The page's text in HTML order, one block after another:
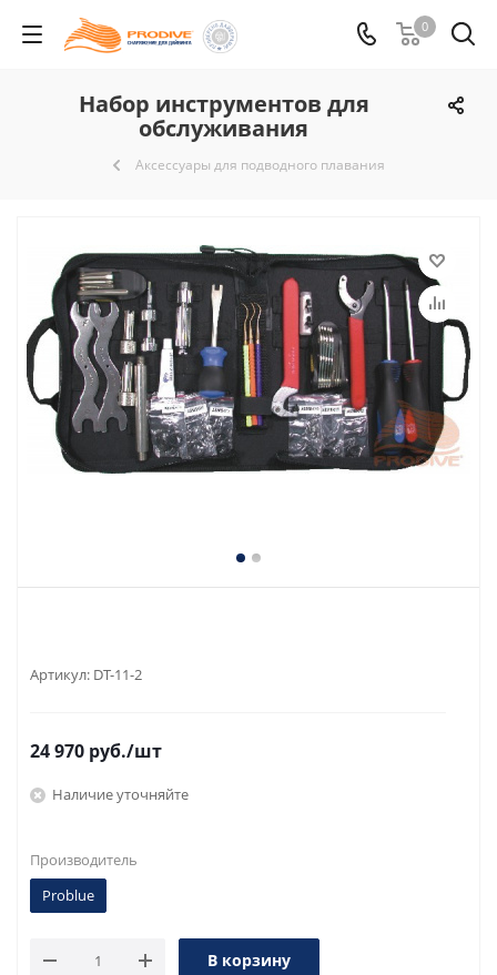
0
Набор инструментов для
обслуживания
Аксессуары для подводного плавания
Артикул: DT-11-2
24 970 руб./шт
Наличие уточняйте
Производитель
Problue
В корзину